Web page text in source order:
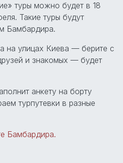
туры можно будет в 18
Такие туры будут
Бамбардира.
на улицах Киева — берите с
и знакомых — будет
анкету на борту
турпутевки в разные
Бамбардира.